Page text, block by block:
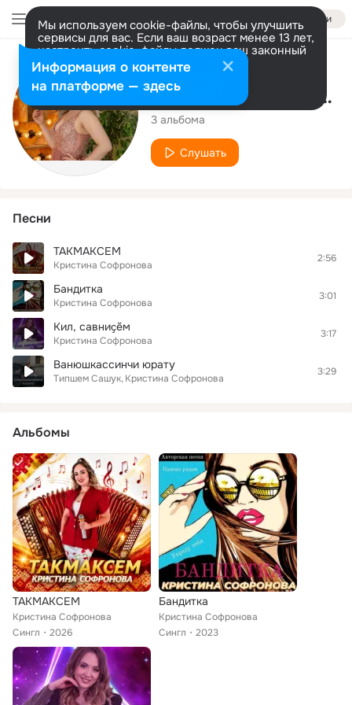
Войти
Мы используем cookie-файлы, чтобы улучшить
сервисы для вас. Если ваш возраст менее 13 лет,
настроить cookie-файлы должен ваш законный
представитель. Больше информации
Разрешить все Настроить
Исполнитель
Кристина Софронова
3 альбома
Слушать
Песни
ТАКМАКСЕМ
Кристина Софронова
2:56
Бандитка
Кристина Софронова
3:01
Кил, савниҫĕм
Кристина Софронова
3:17
Ванюшкассинчи юрату
Типшем Сашук Кристина Софронова
3:29
Альбомы
ТАКМАКСЕМ
Кристина Софронова
Сингл
2026
Бандитка
Кристина Софронова
Сингл
2023
Информация о контенте
на платформе — здесь